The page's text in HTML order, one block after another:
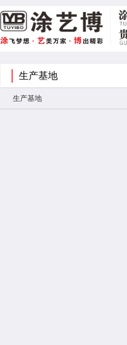
生产基地
生产基地